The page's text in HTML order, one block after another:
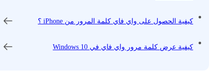
كيفية الحصول على واي فاي كلمة المرور من iPhone ؟
كيفية عرض كلمة مرور واي فاي في Windows 10